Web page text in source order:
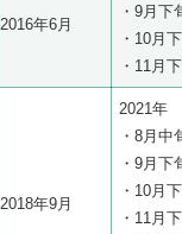
2016年6月
・9月下
・10月
・11月
2018年9月
2021年
・8月中
・9月下
・10月
・11月